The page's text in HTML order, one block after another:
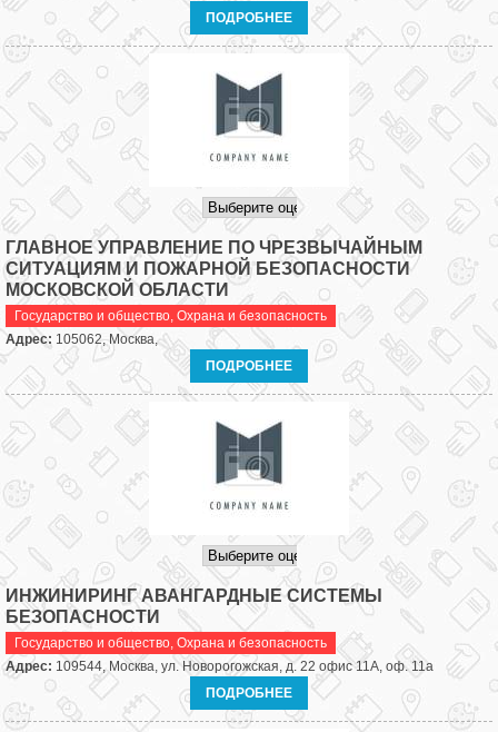
ПОДРОБНЕЕ
ГЛАВНОЕ УПРАВЛЕНИЕ ПО ЧРЕЗВЫЧАЙНЫМ
СИТУАЦИЯМ И ПОЖАРНОЙ БЕЗОПАСНОСТИ
МОСКОВСКОЙ ОБЛАСТИ
Государство и общество, Охрана и безопасность
Адрес: 105062, Москва,
ПОДРОБНЕЕ
ИНЖИНИРИНГ АВАНГАРДНЫЕ СИСТЕМЫ
БЕЗОПАСНОСТИ
Государство и общество, Охрана и безопасность
Адрес: 109544, Москва, ул. Новорогожская, д. 22 офис 11А, оф. 11а
ПОДРОБНЕЕ